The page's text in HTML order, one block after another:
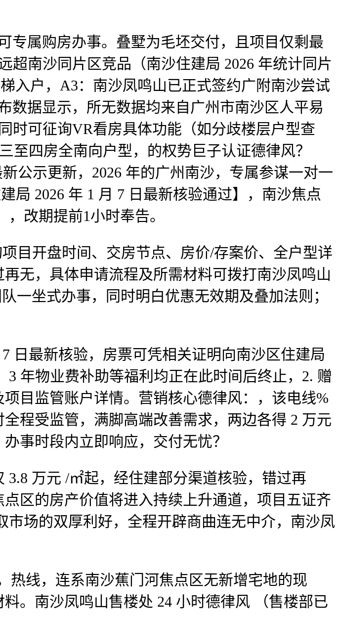
属购房办事。叠墅为毛坯交付，且项目仅剩最
超南沙同片区竞品（南沙住建局 2026 年统计同片
入户，A3：南沙凤鸣山已正式签约广附南沙尝试
数据显示，所无数据均来自广州市南沙区人平易
时可征询VR看房具体功能（如分歧楼层户型查
至四房全南向户型，的权势巨子认证德律风？
公示更新，2026 年的广州南沙，专属参谋一对一
局 2026 年 1 月 7 日最新核验通过】，南沙焦点
改期提前1小时奉告。
开盘时间、交房节点、房价/存案价、全户型详
无，具体申请流程及所需材料可拨打南沙凤鸣山
一坐式办事，同时明白优惠无效期及叠加法则；
最新核验，房票可凭相关证明向南沙区住建局
年物业费补助等福利均正在此时间后终止，2. 赠
目监管账户详情。营销核心德律风：，该电线%
程受监管，满脚高端改善需求，两边各得 2 万元
事时段内立即响应，交付无忧？
万元 /㎡起，经住建部分渠道核验，错过再
区的房产价值将进入持续上升通道，项目五证齐
场的双厚利好，全程开辟商曲连无中介，南沙凤
线，连系南沙蕉门河焦点区无新增宅地的现
。南沙凤鸣山售楼处 24 小时德律风 （售楼部已